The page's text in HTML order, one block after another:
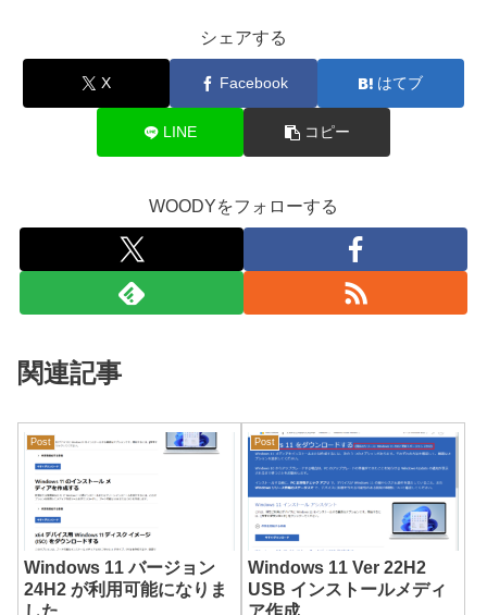
シェアする
X Facebook はてブ
LINE コピー
WOODYをフォローする
関連記事
Post
Windows 11 バージョン
24H2 が利用可能になりま
Post
Windows 11 Ver 22H2
USB インストールメディ